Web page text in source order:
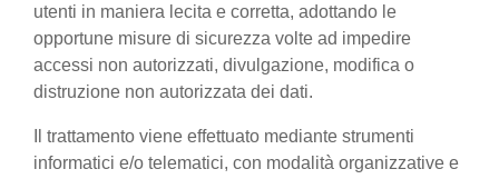
utenti in maniera lecita e corretta, adottando le
opportune misure di sicurezza volte ad impedire
accessi non autorizzati, divulgazione, modifica o
distruzione non autorizzata dei dati.
Il trattamento viene effettuato mediante strumenti
informatici e/o telematici, con modalità organizzative e